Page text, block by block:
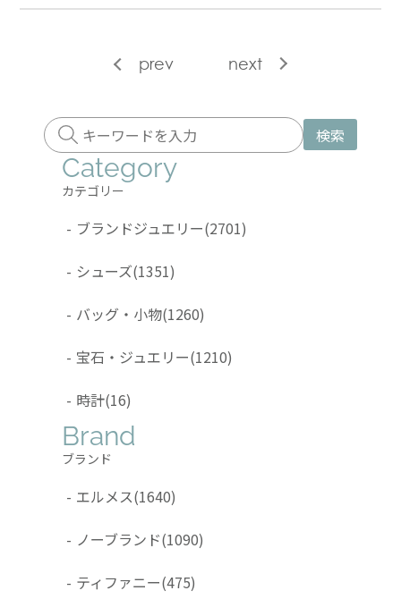
prev next
検索
Category
カテゴリー
- ブランドジュエリー(2701)
- シューズ(1351)
- バッグ・小物(1260)
- 宝石・ジュエリー(1210)
- 時計(16)
Brand
ブランド
- エルメス(1640)
- ノーブランド(1090)
- ティファニー(475)